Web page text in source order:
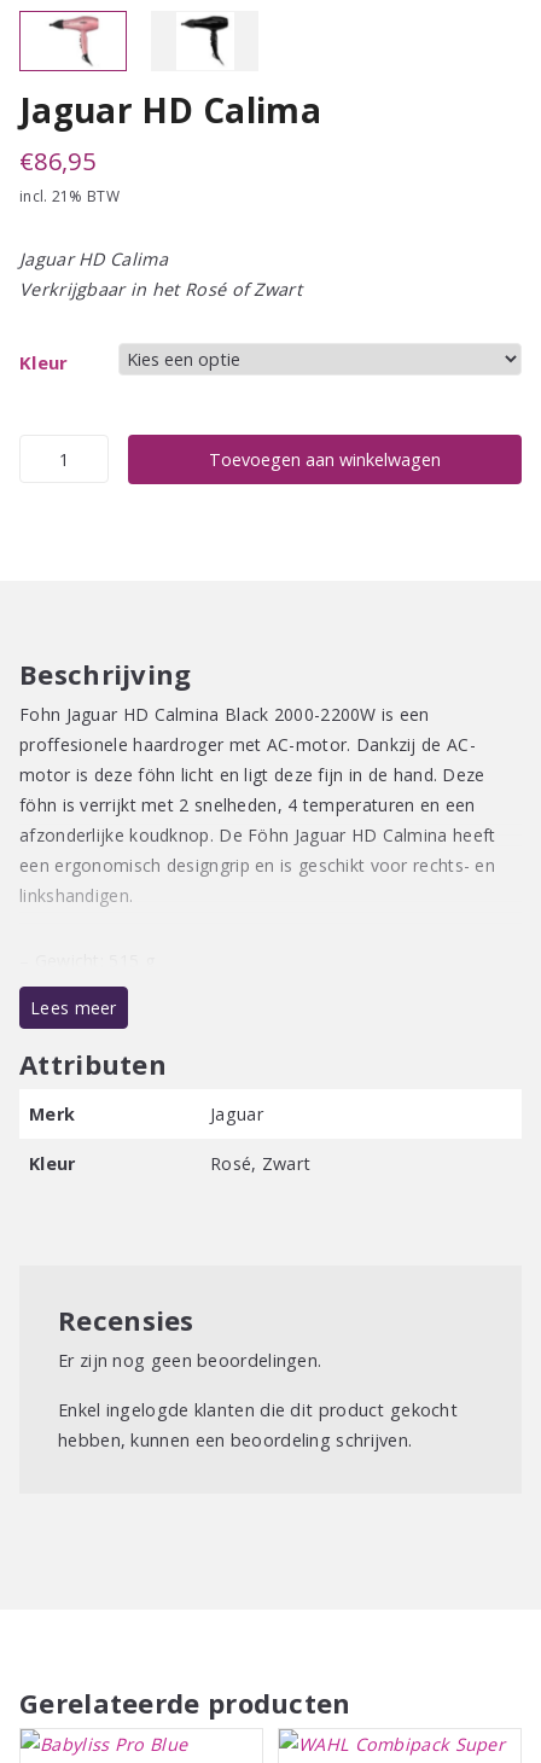
Jaguar HD Calima
€86,95
incl. 21% BTW
Jaguar HD Calima
Verkrijgbaar in het Rosé of Zwart
Kleur
Jaguar
Toevoegen aan winkelwagen
Beschrijving
Fohn Jaguar HD Calmina Black 2000-2200W is een
proffesionele haardroger met AC-motor. Dankzij de AC-
motor is deze föhn licht en ligt deze fijn in de hand. Deze
föhn is verrijkt met 2 snelheden, 4 temperaturen en een
afzonderlijke koudknop. De Föhn Jaguar HD Calmina heeft
een ergonomisch designgrip en is geschikt voor rechts- en
linkshandigen.
– Kabellengte 2,8 meter
– Inclusief mondstuk
– Ergonomisch design
– AC-motor
– Lichtgewicht
Lees meer
Attributen
Merk Jaguar
Kleur Rosé, Zwart
Recensies
Er zijn nog geen beoordelingen.
Enkel ingelogde klanten die dit product gekocht
hebben, kunnen een beoordeling schrijven.
Gerelateerde producten